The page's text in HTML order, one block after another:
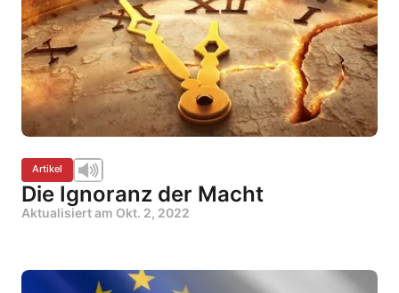
Artikel
Die Ignoranz der Macht
Aktualisiert am Okt. 2, 2022